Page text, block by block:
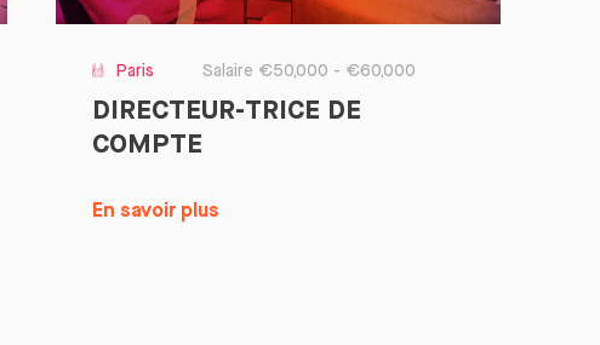
Paris Salaire €50,000 - €60,000
DIRECTEUR-TRICE DE
COMPTE
En savoir plus